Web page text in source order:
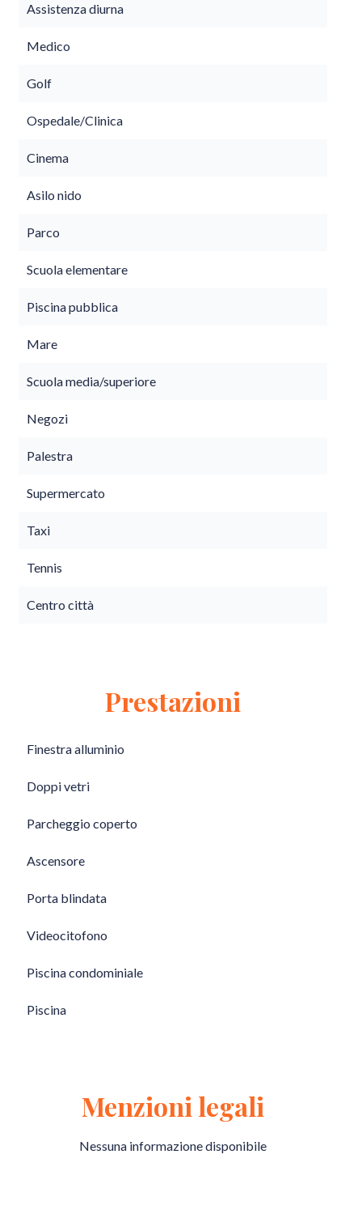
Assistenza diurna
Medico
Golf
Ospedale/Clinica
Cinema
Asilo nido
Parco
Scuola elementare
Piscina pubblica
Mare
Scuola media/superiore
Negozi
Palestra
Supermercato
Taxi
Tennis
Centro città
Prestazioni
Finestra alluminio
Doppi vetri
Parcheggio coperto
Ascensore
Porta blindata
Videocitofono
Piscina condominiale
Piscina
Menzioni legali
Nessuna informazione disponibile